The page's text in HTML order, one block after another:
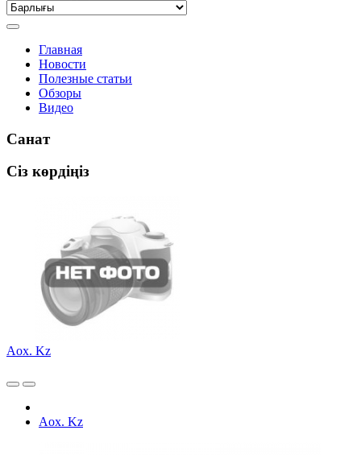
Главная
Новости
Полезные статьи
Обзоры
Видео
Санат
Сіз көрдіңіз
Aox. Kz
Aox. Kz